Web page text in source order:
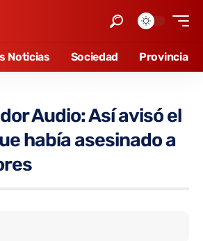
Noticias Sociedad Provincia
Audio: Así avisó el
había asesinado a